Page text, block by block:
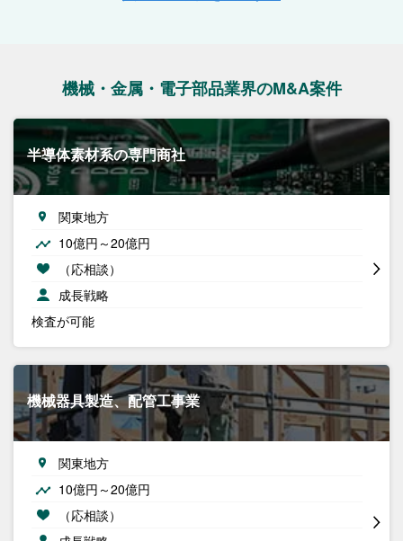
機械・金属・電子部品業界のM&A案件
半導体素材系の専門商社
関東地方
10億円～20億円
（応相談）
成長戦略
検査が可能
機械器具製造、配管工事業
関東地方
10億円～20億円
（応相談）